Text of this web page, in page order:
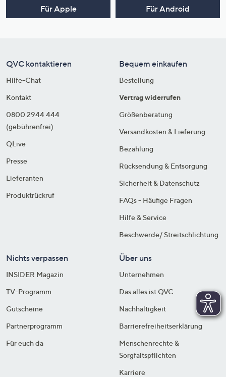
Für Apple Für Android
QVC kontaktieren
Hilfe-Chat
Kontakt
0800 2944 444
(gebührenfrei)
QLive
Presse
Lieferanten
Produktrückruf
Bequem einkaufen
Bestellung
Vertrag widerrufen
Größenberatung
Versandkosten & Lieferung
Bezahlung
Rücksendung & Entsorgung
Sicherheit & Datenschutz
FAQs - Häufige Fragen
Hilfe & Service
Beschwerde/ Streitschlichtung
Nichts verpassen
INSIDER Magazin
TV-Programm
Gutscheine
Partnerprogramm
Für euch da
Über uns
Unternehmen
Das alles ist QVC
Nachhaltigkeit
Barrierefreiheitserklärung
Menschenrechte &
Sorgfaltspflichten
Karriere